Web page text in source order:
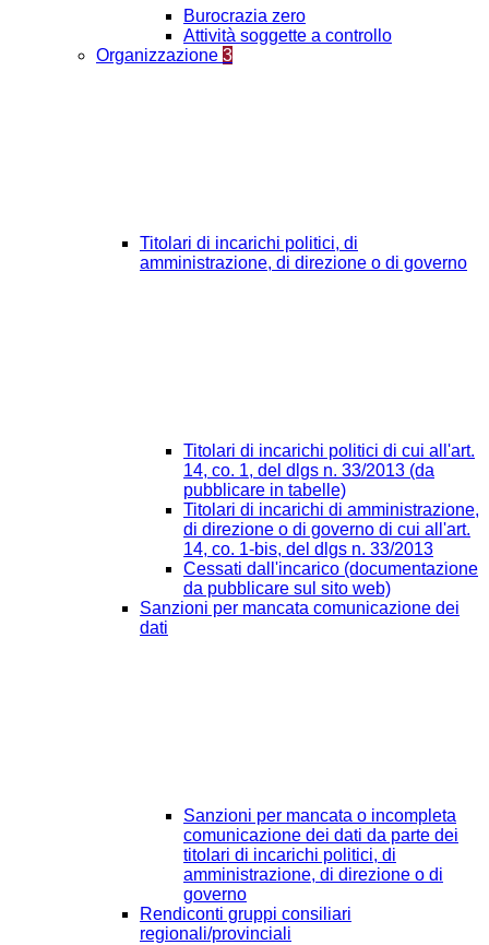
Burocrazia zero
Attività soggette a controllo
Organizzazione 3
Titolari di incarichi politici, di
amministrazione, di direzione o di governo
Titolari di incarichi politici di cui all'art.
14, co. 1, del dlgs n. 33/2013 (da
pubblicare in tabelle)
Titolari di incarichi di amministrazione,
di direzione o di governo di cui all'art.
14, co. 1-bis, del dlgs n. 33/2013
Cessati dall'incarico (documentazione
da pubblicare sul sito web)
Sanzioni per mancata comunicazione dei
dati
Sanzioni per mancata o incompleta
comunicazione dei dati da parte dei
titolari di incarichi politici, di
amministrazione, di direzione o di
governo
Rendiconti gruppi consiliari
regionali/provinciali